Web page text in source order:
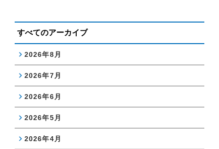
すべてのアーカイブ
2026年8月
2026年7月
2026年6月
2026年5月
2026年4月